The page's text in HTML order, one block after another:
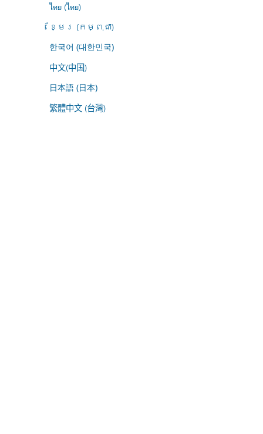
ไทย (ไทย)
ខ្មែរ (កម្ពុជា)
한국어 (대한민국)
中文(中国)
日本語 (日本)
繁體中文 (台灣)